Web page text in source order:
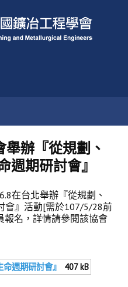
辦『從規劃、
週期研討會』
在台北舉辦『從規劃、
會』活動[需於107/5/28前
報名，詳情請參閱該協會
週期研討會』 407 kB